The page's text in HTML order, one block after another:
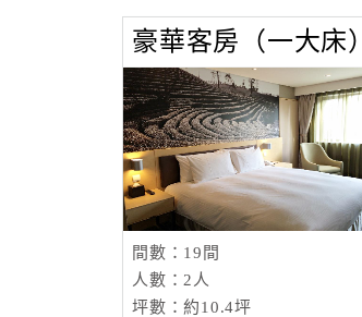
豪華客房（一大床）
間數：19間
人數：2人
坪數：約10.4坪